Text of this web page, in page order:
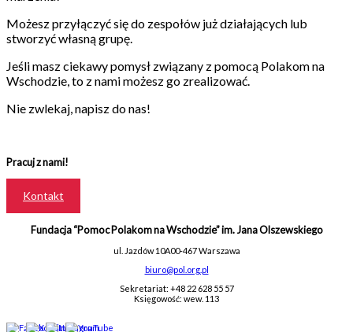
Możesz przyłączyć się do zespołów już działających lub
stworzyć własną grupę.
Jeśli masz ciekawy pomysł związany z pomocą Polakom na
Wschodzie, to z nami możesz go zrealizować.
Nie zwlekaj, napisz do nas!
Pracujz nami!
Kontakt
Fundacja “Pomoc Polakom na Wschodzie” im. Jana Olszewskiego
ul. Jazdów 10A00-467 Warszawa
biuro@pol.org.pl
Sekretariat: +48 22 628 55 57
Księgowość: wew. 113